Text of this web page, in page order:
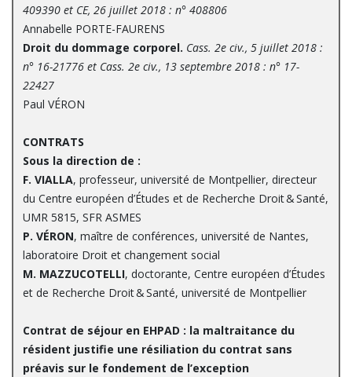
409390 et CE, 26 juillet 2018 : n° 408806
Annabelle PORTE-FAURENS
Droit du dommage corporel. Cass. 2e civ., 5 juillet 2018 :
n° 16-21776 et Cass. 2e civ., 13 septembre 2018 : n° 17-
22427
Paul VÉRON
CONTRATS
Sous la direction de :
F. VIALLA, professeur, université de Montpellier, directeur
du Centre européen d’Études et de Recherche Droit & Santé,
UMR 5815, SFR ASMES
P. VÉRON, maître de conférences, université de Nantes,
laboratoire Droit et changement social
M. MAZZUCOTELLI, doctorante, Centre européen d’Études
et de Recherche Droit & Santé, université de Montpellier
Contrat de séjour en EHPAD : la maltraitance du
résident justifie une résiliation du contrat sans
préavis sur le fondement de l’exception